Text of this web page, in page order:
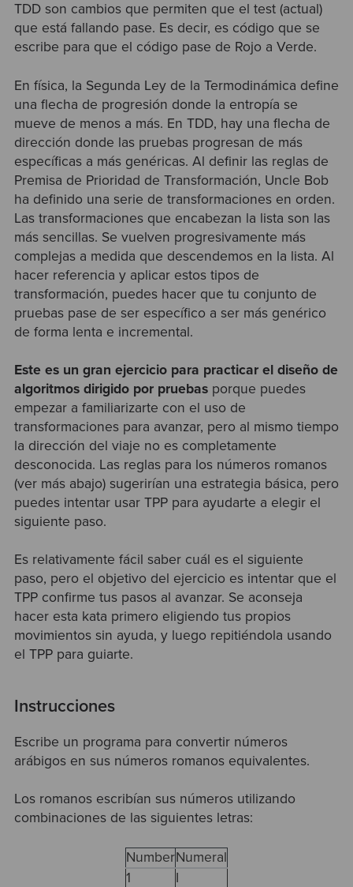
TDD son cambios que permiten que el test (actual)
que está fallando pase. Es decir, es código que se
escribe para que el código pase de Rojo a Verde.
En física, la Segunda Ley de la Termodinámica define
una flecha de progresión donde la entropía se
mueve de menos a más. En TDD, hay una flecha de
dirección donde las pruebas progresan de más
específicas a más genéricas. Al definir las reglas de
Premisa de Prioridad de Transformación, Uncle Bob
ha definido una serie de transformaciones en orden.
Las transformaciones que encabezan la lista son las
más sencillas. Se vuelven progresivamente más
complejas a medida que descendemos en la lista. Al
hacer referencia y aplicar estos tipos de
transformación, puedes hacer que tu conjunto de
pruebas pase de ser específico a ser más genérico
de forma lenta e incremental.
Este es un gran ejercicio para practicar el diseño de
algoritmos dirigido por pruebasporque puedes
empezar a familiarizarte con el uso de
transformaciones para avanzar, pero al mismo tiempo
la dirección del viaje no es completamente
desconocida. Las reglas para los números romanos
(ver más abajo) sugerirían una estrategia básica, pero
puedes intentar usar TPP para ayudarte a elegir el
siguiente paso.
Es relativamente fácil saber cuál es el siguiente
paso, pero el objetivo del ejercicio es intentar que el
TPP confirme tus pasos al avanzar. Se aconseja
hacer esta kata primero eligiendo tus propios
movimientos sin ayuda, y luego repitiéndola usando
el TPP para guiarte.
Instrucciones
Escribe un programa para convertir números
arábigos en sus números romanos equivalentes.
Los romanos escribían sus números utilizando
combinaciones de las siguientes letras:
NumberNumeral
1
I